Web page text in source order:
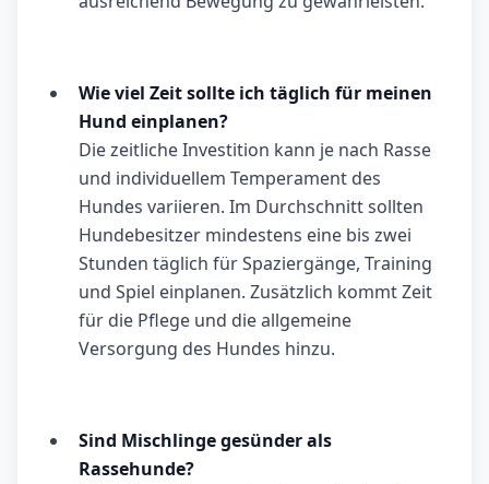
Wie viel Zeit sollte ich täglich für meinen
Hund einplanen?
Die zeitliche Investition kann je nach Rasse
und individuellem Temperament des
Hundes variieren. Im Durchschnitt sollten
Hundebesitzer mindestens eine bis zwei
Stunden täglich für Spaziergänge, Training
und Spiel einplanen. Zusätzlich kommt Zeit
für die Pflege und die allgemeine
Versorgung des Hundes hinzu.
Sind Mischlinge gesünder als
Rassehunde?